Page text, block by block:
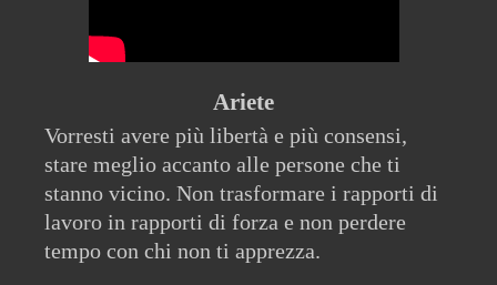
Ariete
Vorresti avere più libertà e più consensi,
stare meglio accanto alle persone che ti
stanno vicino. Non trasformare i rapporti di
lavoro in rapporti di forza e non perdere
tempo con chi non ti apprezza.